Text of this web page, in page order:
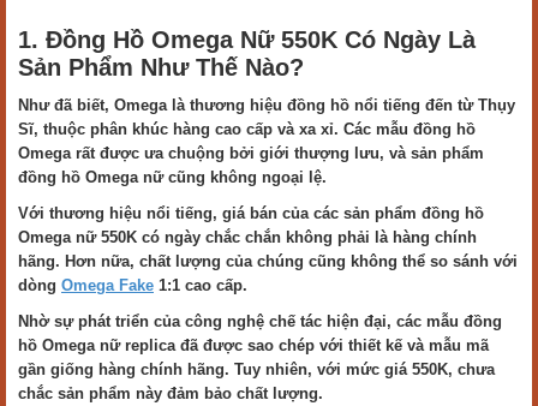
1. Đồng Hồ Omega Nữ 550K Có Ngày Là
Sản Phẩm Như Thế Nào?
Như đã biết, Omega là thương hiệu đồng hồ nổi tiếng đến từ Thụy
Sĩ, thuộc phân khúc hàng cao cấp và xa xỉ. Các mẫu đồng hồ
Omega rất được ưa chuộng bởi giới thượng lưu, và sản phẩm
đồng hồ Omega nữ cũng không ngoại lệ.
Với thương hiệu nổi tiếng, giá bán của các sản phẩm đồng hồ
Omega nữ 550K có ngày chắc chắn không phải là hàng chính
hãng. Hơn nữa, chất lượng của chúng cũng không thể so sánh với
dòng Omega Fake 1:1 cao cấp.
Nhờ sự phát triển của công nghệ chế tác hiện đại, các mẫu đồng
hồ Omega nữ replica đã được sao chép với thiết kế và mẫu mã
gần giống hàng chính hãng. Tuy nhiên, với mức giá 550K, chưa
chắc sản phẩm này đảm bảo chất lượng.